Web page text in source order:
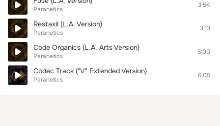
Paranetics
3:54
Restaxil (L.A. Version)
Paranetics
3:13
Code Organics (L.A. Arts Version)
Paranetics
5:00
Codec Track ("V" Extended Version)
Paranetics
6:05